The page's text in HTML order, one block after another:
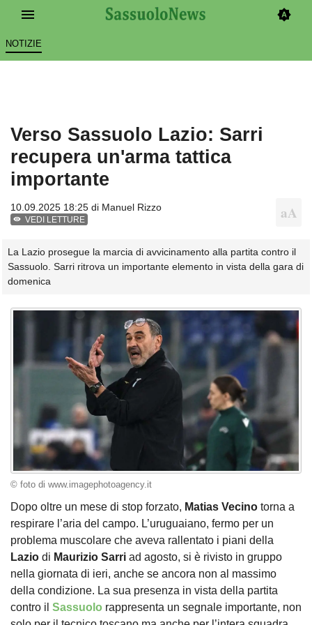
NOTIZIE
Verso Sassuolo Lazio: Sarri
recupera un'arma tattica
importante
10.09.2025 18:25 di Manuel Rizzo
VEDI LETTURE
La Lazio prosegue la marcia di avvicinamento alla partita contro il
Sassuolo. Sarri ritrova un importante elemento in vista della gara di
domenica
© foto di www.imagephotoagency.it
Dopo oltre un mese di stop forzato, Matias Vecino torna a
respirare l’aria del campo. L’uruguaiano, fermo per un
problema muscolare che aveva rallentato i piani della
Lazio di Maurizio Sarri ad agosto, si è rivisto in gruppo
nella giornata di ieri, anche se ancora non al massimo
della condizione. La sua presenza in vista della partita
contro il Sassuolo rappresenta un segnale importante, non